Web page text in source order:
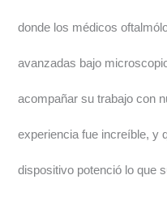
donde los médicos
avanzadas bajo
acompañar su trabajo con
experiencia fue increíble, y
dispositivo potenció lo que